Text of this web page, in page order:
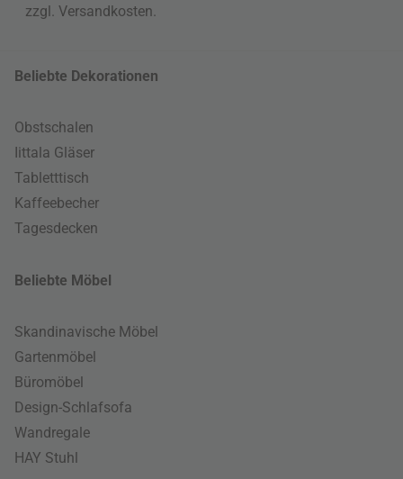
zzgl. Versandkosten
Beliebte Dekorationen
Obstschalen
Iittala Gläser
Tabletttisch
Kaffeebecher
Tagesdecken
Beliebte Möbel
Skandinavische Möbel
Gartenmöbel
Büromöbel
Design-Schlafsofa
Wandregale
HAY Stuhl